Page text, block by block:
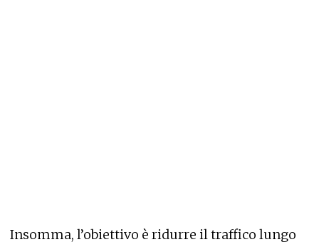
Insomma, l’obiettivo è ridurre il traffico lungo